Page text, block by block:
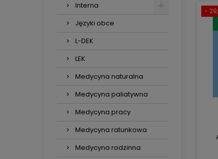
Interna
Języki obce
L-DEK
LEK
Medycyna naturalna
Medycyna paliatywna
Medycyna pracy
Medycyna ratunkowa
Medycyna rodzinna
-